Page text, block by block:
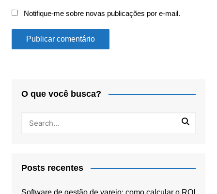
Notifique-me sobre novas publicações por e-mail.
O que você busca?
Posts recentes
Software de gestão de varejo: como calcular o ROI